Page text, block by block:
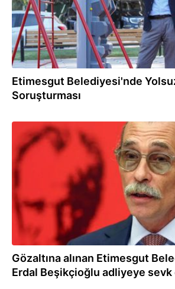
Etimesgut Belediyesi'nde
Soruşturması
02.08.2026
Gözaltına alınan Etimesgut
Erdal Beşikçioğlu adliyeye sevk